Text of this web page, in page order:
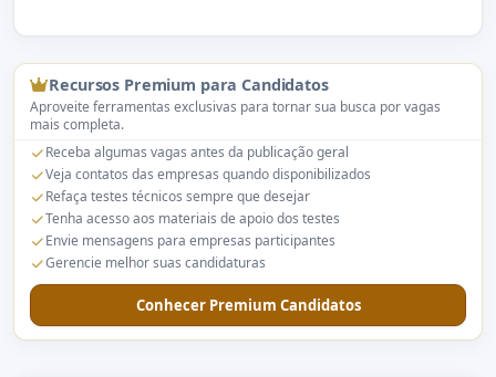
Recursos Premium para Candidatos
Aproveite ferramentas exclusivas para tornar sua busca por vagas
mais completa.
Receba algumas vagas antes da publicação geral
Veja contatos das empresas quando disponibilizados
Refaça testes técnicos sempre que desejar
Tenha acesso aos materiais de apoio dos testes
Envie mensagens para empresas participantes
Gerencie melhor suas candidaturas
Conhecer Premium Candidatos